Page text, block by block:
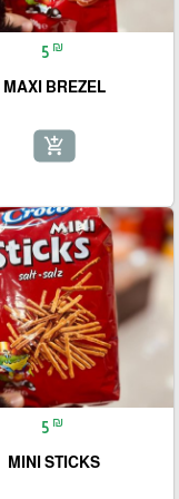
5 ₪
MAXI BREZEL
add_shopping_cart
5 ₪
MINI STICKS